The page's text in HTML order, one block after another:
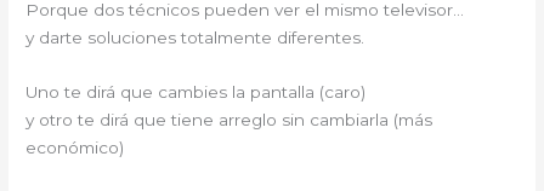
Porque dos técnicos pueden ver el mismo televisor…
y darte soluciones totalmente diferentes.
Uno te dirá que cambies la pantalla (caro)
y otro te dirá que tiene arreglo sin cambiarla (más
económico)